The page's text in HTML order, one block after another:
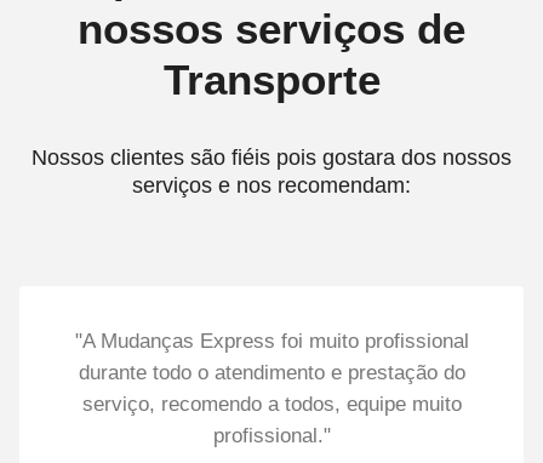
nossos serviços de
Transporte
Nossos clientes são fiéis pois gostara dos nossos
serviços e nos recomendam:
"A Mudanças Express foi muito profissional
durante todo o atendimento e prestação do
serviço, recomendo a todos, equipe muito
profissional."